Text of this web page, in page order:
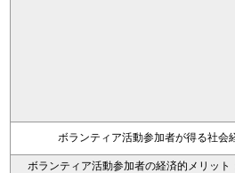
ボランティア活動参加者が得る社会
ボランティア活動参加者の経済的メリット